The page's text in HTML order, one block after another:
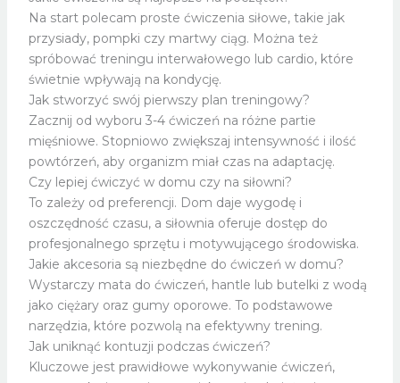
Na start polecam proste ćwiczenia siłowe, takie jak
przysiady, pompki czy martwy ciąg. Można też
spróbować treningu interwałowego lub cardio, które
świetnie wpływają na kondycję.
Jak stworzyć swój pierwszy plan treningowy?
Zacznij od wyboru 3-4 ćwiczeń na różne partie
mięśniowe. Stopniowo zwiększaj intensywność i ilość
powtórzeń, aby organizm miał czas na adaptację.
Czy lepiej ćwiczyć w domu czy na siłowni?
To zależy od preferencji. Dom daje wygodę i
oszczędność czasu, a siłownia oferuje dostęp do
profesjonalnego sprzętu i motywującego środowiska.
Jakie akcesoria są niezbędne do ćwiczeń w domu?
Wystarczy mata do ćwiczeń, hantle lub butelki z wodą
jako ciężary oraz gumy oporowe. To podstawowe
narzędzia, które pozwolą na efektywny trening.
Jak uniknąć kontuzji podczas ćwiczeń?
Kluczowe jest prawidłowe wykonywanie ćwiczeń,